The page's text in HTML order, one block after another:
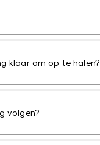
klaar om op te halen?
volgen?